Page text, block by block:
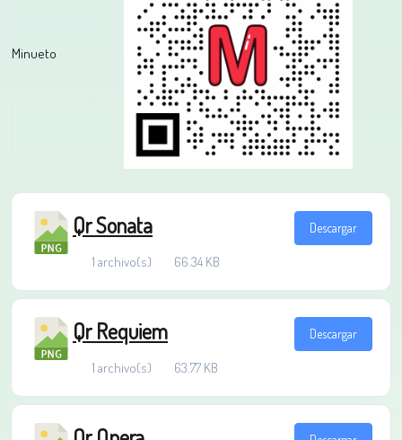
Minueto
Qr Sonata
1 archivo(s) 66.34 KB
Descargar
Qr Requiem
1 archivo(s) 63.77 KB
Descargar